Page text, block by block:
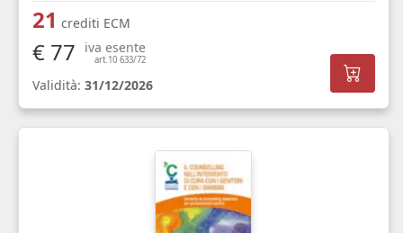
21 crediti ECM
€ 77 iva esente
art.10 633/72
Validità: 31/12/2026